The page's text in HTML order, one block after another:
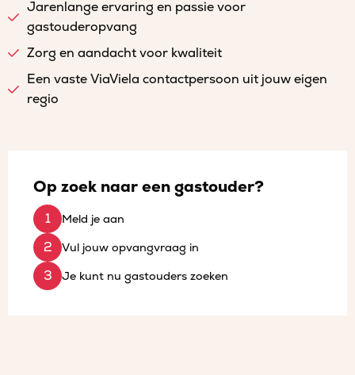
Jarenlange ervaring en passie voor
gastouderopvang
Zorg en aandacht voor kwaliteit
Een vaste ViaViela contactpersoon uit jouw eigen
regio
Op zoek naar een gastouder?
Meld je aan
Vul jouw opvangvraag in
Je kunt nu gastouders zoeken